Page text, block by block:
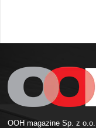
OOH magazine Sp. z o.o.,